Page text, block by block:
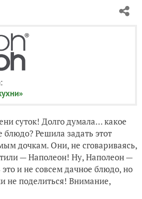
суток! Долго думала… какое
Решила задать этот
дочкам. Они, не сговариваясь,
— Наполеон! Ну, Наполеон —
и не совсем дачное блюдо, но
не поделиться! Внимание,